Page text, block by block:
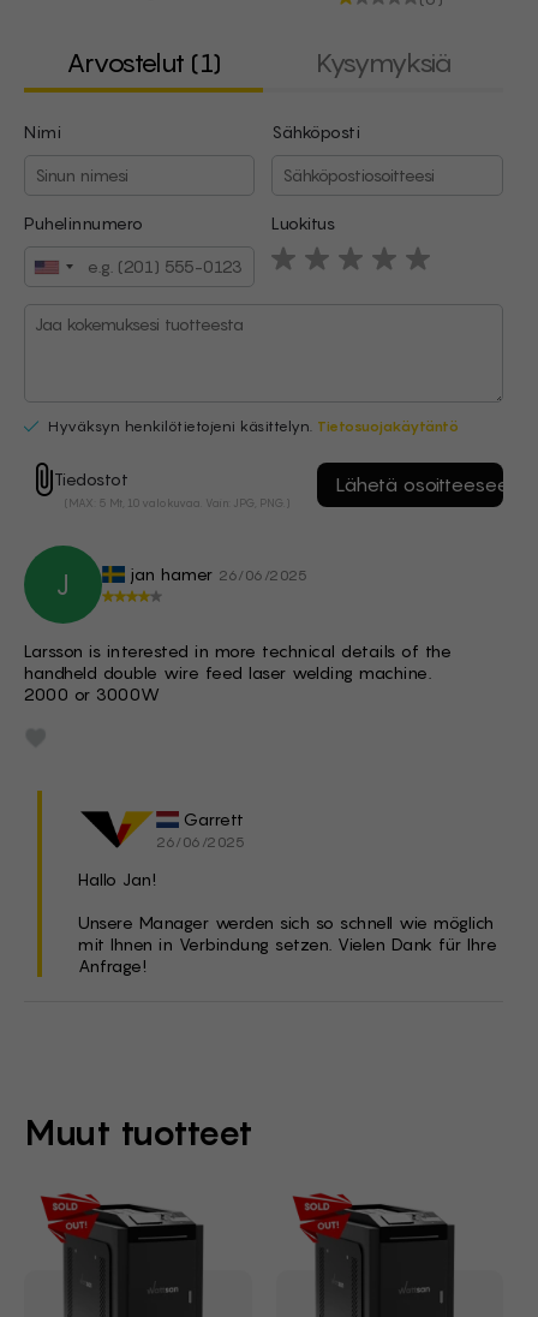
Arvostelut (1) Kysymyksiä
Nimi Sähköposti
Puhelinnumero Luokitus
Hyväksyn henkilötietojeni käsittelyn. Tietosuojakäytäntö
Tiedostot
(MAX: 5 Mt, 10 valokuvaa. Vain: JPG, PNG.)
J jan hamer 26/06/2025
Larsson is interested in more technical details of the
handheld double wire feed laser welding machine.
2000 or 3000W
Garrett
26/06/2025
Hallo Jan!
Unsere Manager werden sich so schnell wie möglich
mit Ihnen in Verbindung setzen. Vielen Dank für Ihre
Anfrage!
Nimi Sähköposti
Tiedostot
Muut tuotteet